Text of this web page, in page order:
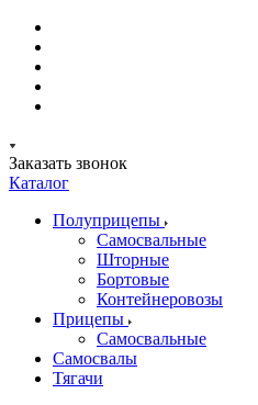
Заказать звонок
Каталог
Полуприцепы
Самосвальные
Шторные
Бортовые
Контейнеровозы
Прицепы
Самосвальные
Самосвалы
Тягачи